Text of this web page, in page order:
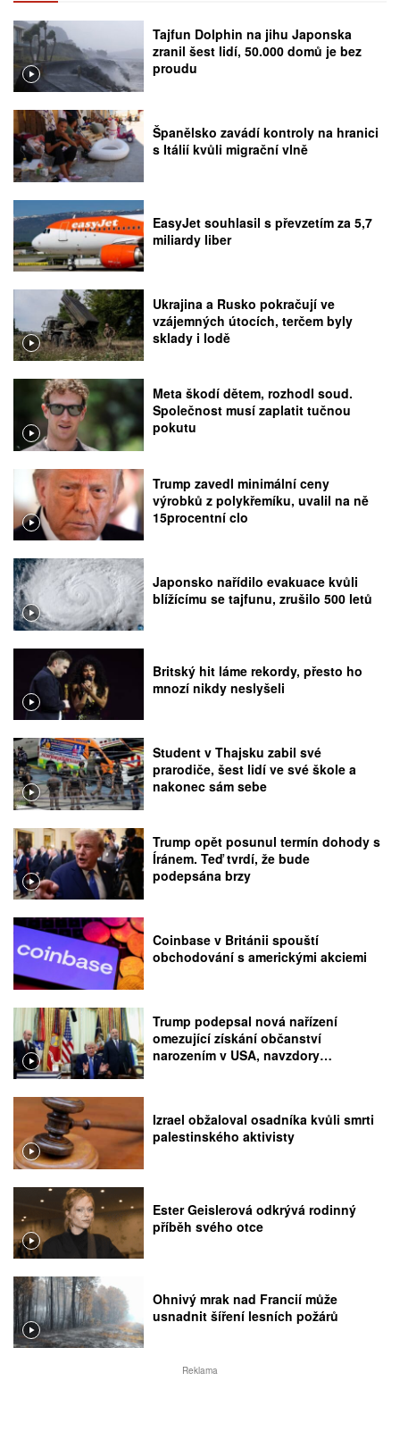
Tajfun Dolphin na jihu Japonska
zranil šest lidí, 50.000 domů je bez
proudu
Španělsko zavádí kontroly na hranici
s Itálií kvůli migrační vlně
EasyJet souhlasil s převzetím za 5,7
miliardy liber
Ukrajina a Rusko pokračují ve
vzájemných útocích, terčem byly
sklady i lodě
Meta škodí dětem, rozhodl soud.
Společnost musí zaplatit tučnou
pokutu
Trump zavedl minimální ceny
výrobků z polykřemíku, uvalil na ně
15procentní clo
Japonsko nařídilo evakuace kvůli
blížícímu se tajfunu, zrušilo 500 letů
Britský hit láme rekordy, přesto ho
mnozí nikdy neslyšeli
Student v Thajsku zabil své
prarodiče, šest lidí ve své škole a
nakonec sám sebe
Trump opět posunul termín dohody s
Íránem. Teď tvrdí, že bude
podepsána brzy
Coinbase v Británii spouští
obchodování s americkými akciemi
Trump podepsal nová nařízení
omezující získání občanství
narozením v USA, navzdory
Izrael obžaloval osadníka kvůli smrti
palestinského aktivisty
Ester Geislerová odkrývá rodinný
příběh svého otce
Ohnivý mrak nad Francií může
usnadnit šíření lesních požárů
Reklama